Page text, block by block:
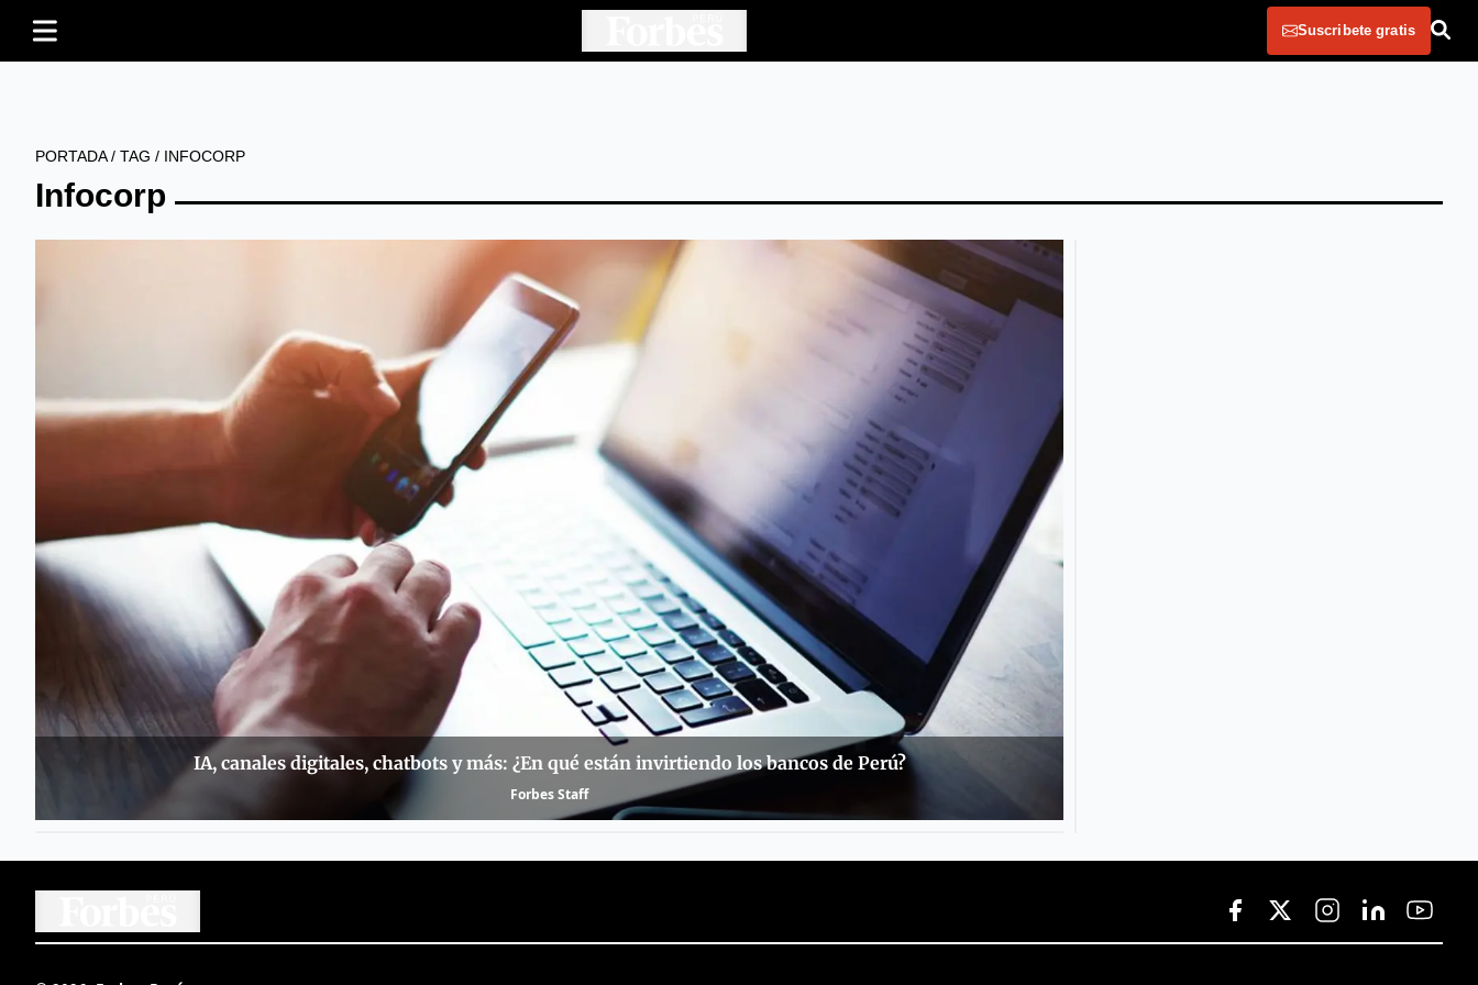
Suscribete gratis
PORTADA/ TAG / INFOCORP
Infocorp
IA, canales digitales, chatbots y más: ¿En qué están invirtiendo los bancos de Perú?
Forbes Staff